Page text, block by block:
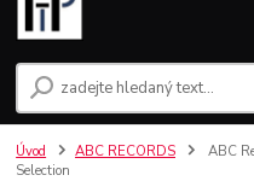
Úvod ABC RECORDS
ABC
Selection